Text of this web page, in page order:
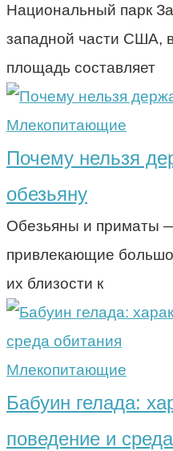
Национальный парк
западной части США,
площадь составляет
Млекопитающие
Почему нельзя
обезьяну
Обезьяны и приматы
привлекающие
их близости к
Млекопитающие
Бабуин гелада:
поведение и